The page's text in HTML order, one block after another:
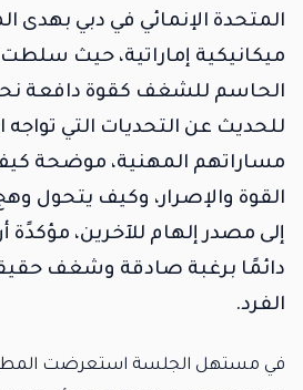
المتحدة الإنمائي في دبي بهدى
ميكانيكية إماراتية، حيث
الحاسم للشغف كقوة دافعة
للحديث عن التحديات التي
مساراتهم المهنية، موضحة
القوة والإصرار، وكيف
إلى مصدر إلهام للآخرين، مؤكدًة
دائمًا برغبة صادقة وشغف
الفرد.
في مستهل الجلسة استعرضت